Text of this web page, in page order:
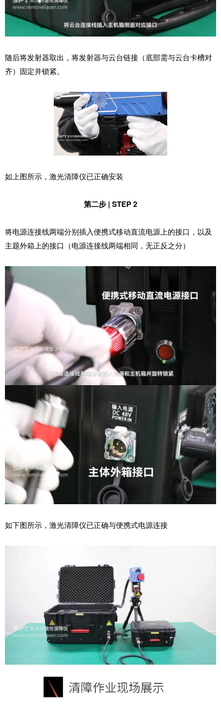
随后将发射器取出，将发射器与云台链接（底部需与云台卡槽对
齐）固定并锁紧。
如上图所示，激光清障仪已正确安装
第二步 | STEP 2
将电源连接线两端分别插入便携式移动直流电源上的接口，以及
主题外箱上的接口（电源连接线两端相同，无正反之分）
如下图所示，激光清障仪已正确与便携式电源连接